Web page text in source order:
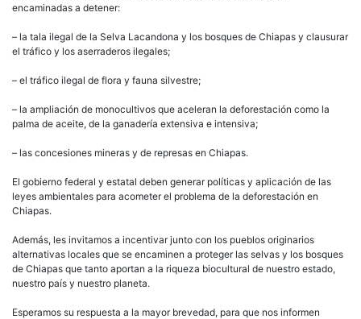
encaminadas a detener:
– la tala ilegal de la Selva Lacandona y los bosques de Chiapas y clausurar
el tráfico y los aserraderos ilegales;
– el tráfico ilegal de flora y fauna silvestre;
– la ampliación de monocultivos que aceleran la deforestación como la
palma de aceite, de la ganadería extensiva e intensiva;
– las concesiones mineras y de represas en Chiapas.
El gobierno federal y estatal deben generar políticas y aplicación de las
leyes ambientales para acometer el problema de la deforestación en
Chiapas.
Además, les invitamos a incentivar junto con los pueblos originarios
alternativas locales que se encaminen a proteger las selvas y los bosques
de Chiapas que tanto aportan a la riqueza biocultural de nuestro estado,
nuestro país y nuestro planeta.
Esperamos su respuesta a la mayor brevedad, para que nos informen